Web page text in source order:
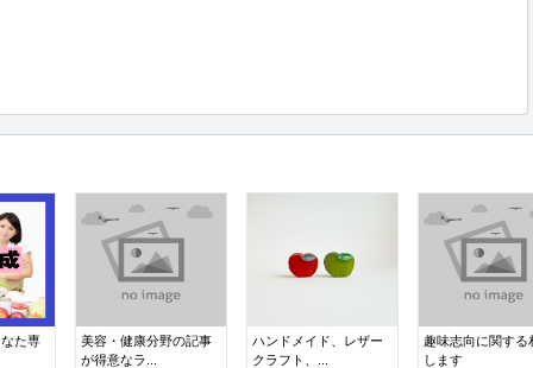
た専
美容・健康分野の記事
が得意なラ...
ハンドメイド、レザー
クラフト、...
趣味志向に関する
します